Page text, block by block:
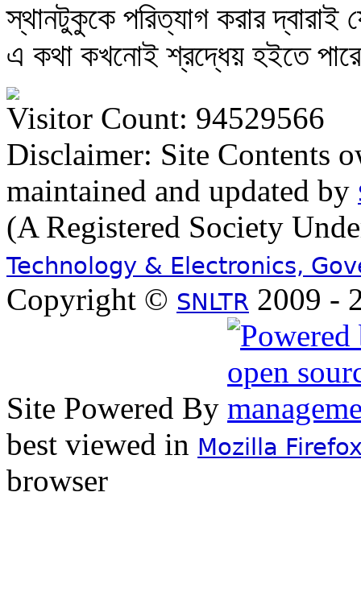
স্থানটুকুকে পরিত্যাগ করার দ্বারাই
এ কথা কখনোই শ্রদ্ধেয় হইতে
Visitor Count: 94529566
Disclaimer: Site Contents
maintained and updated by
(A Registered Society
Technology & Electronics,
Copyright © SNLTR 2009 -
Site Powered By
best viewed in Mozilla
browser